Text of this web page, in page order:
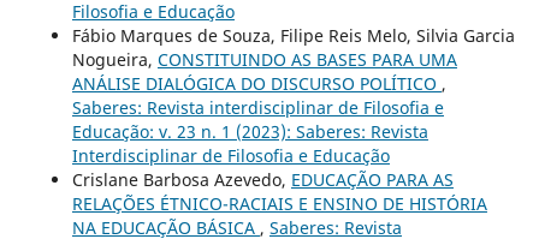
Filosofia e Educação
Fábio Marques de Souza, Filipe Reis Melo, Silvia Garcia
Nogueira, CONSTITUINDO AS BASES PARA UMA
ANÁLISE DIALÓGICA DO DISCURSO POLÍTICO ,
Saberes: Revista interdisciplinar de Filosofia e
Educação: v. 23 n. 1 (2023): Saberes: Revista
Interdisciplinar de Filosofia e Educação
Crislane Barbosa Azevedo, EDUCAÇÃO PARA AS
RELAÇÕES ÉTNICO-RACIAIS E ENSINO DE HISTÓRIA
NA EDUCAÇÃO BÁSICA , Saberes: Revista